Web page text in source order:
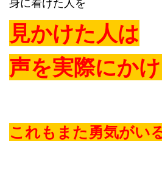
見かけた人は
声を実際にか
これもまた勇気がい